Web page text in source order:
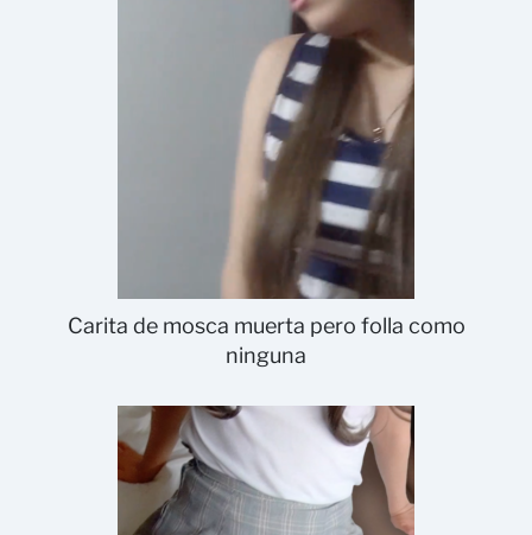
Carita de mosca muerta pero folla como
ninguna